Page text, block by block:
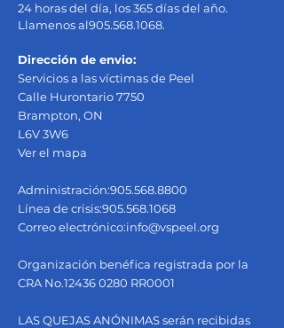
24 horas del día, los 365 días del año.
Llamenos al905.568.1068.
Dirección de envio:
Servicios a las víctimas de Peel
Calle Hurontario 7750
Brampton, ON
L6V 3W6
Ver el mapa
Administración:905.568.8800
Línea de crisis:905.568.1068
Correo electrónico:info@vspeel.org
Organización benéfica registrada por la
CRA No.12436 0280 RR0001
LAS QUEJAS ANÓNIMAS serán recibidas